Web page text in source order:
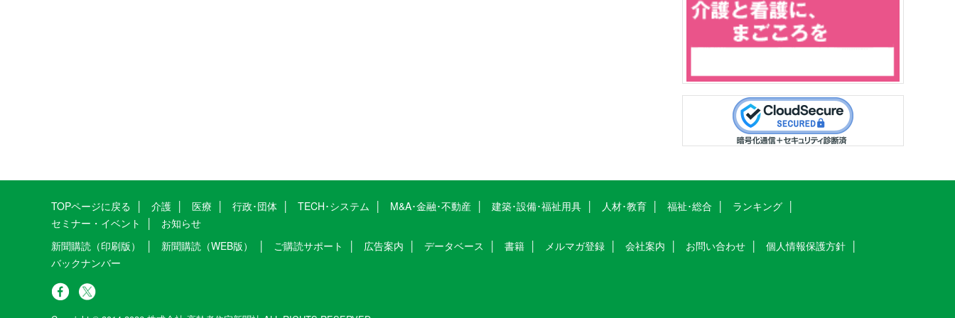
TOPページに戻る 介護 医療 行政･団体 TECH･システム M&A･金融･不動産 建築･設備･福祉用具 人材･教育 福祉･総合
ランキング
セミナー・イベント
お知らせ
新聞購読（印刷版）
新聞購読（WEB版） ご購読サポート 広告案内 データベース 書籍 メルマガ登録 会社案内 お問い合わせ
個人情報保護方針
バックナンバー